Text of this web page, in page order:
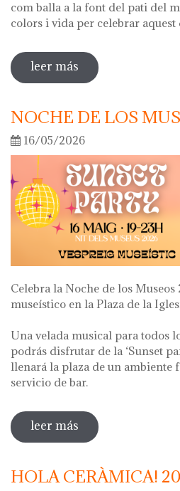
com balla a la font del pati del
colors i vida per celebrar aquest
leer más sobre diada de la
NOCHE DE LOS
16/05/2026
Celebra la Noche de los
museístico en la Plaza de la
Una velada musical para todos
podrás disfrutar de la ‘Sunset
llenará la plaza de un ambiente
servicio de bar.
leer más sobre noche de
HOLA CERÀMICA!